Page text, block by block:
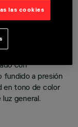
LED de
con
fundido a presión
en tono de color
general.
las cookies